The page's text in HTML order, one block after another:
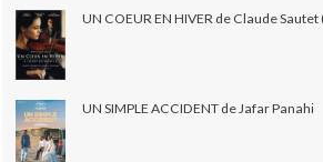
UN COEUR EN HIVER de Claude
UN SIMPLE ACCIDENT de Jafar Panahi